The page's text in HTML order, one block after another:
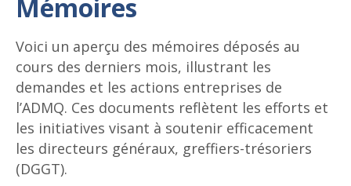
Mémoires
Voici un aperçu des mémoires déposés au
cours des derniers mois, illustrant les
demandes et les actions entreprises de
l’ADMQ. Ces documents reflètent les efforts et
les initiatives visant à soutenir efficacement
les directeurs généraux, greffiers-trésoriers
(DGGT).